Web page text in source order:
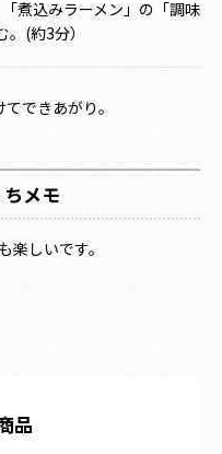
煮込みラーメン」の「調味
(約3分）
できあがり。
メモ
楽しいです。
品